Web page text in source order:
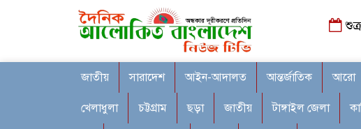
জাতীয় সারাদেশ আইন-আদালত আন্তর্জাতিক আরো
খেলাধুলা চট্টগ্রাম ছড়া জাতীয় টাঙ্গাইল জেলা